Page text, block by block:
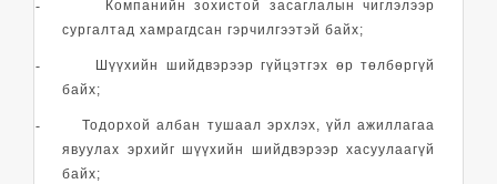
-
Компанийн зохистой засаглалын чиглэлээр
сургалтад хамрагдсан гэрчилгээтэй байх;
-
Шүүхийн шийдвэрээр гүйцэтгэх өр төлбөргүй
байх;
-
Тодорхой албан тушаал эрхлэх, үйл ажиллагаа
явуулах эрхийг шүүхийн шийдвэрээр хасуулаагүй
байх;